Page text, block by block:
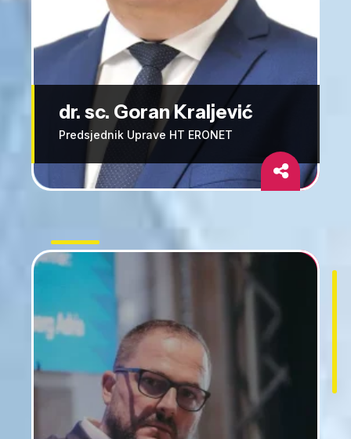
dr. sc. Goran Kraljević
Predsjednik Uprave HT ERONET